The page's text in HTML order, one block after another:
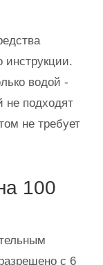
инструкции.
водой -
не подходят
не требует
100
с 6